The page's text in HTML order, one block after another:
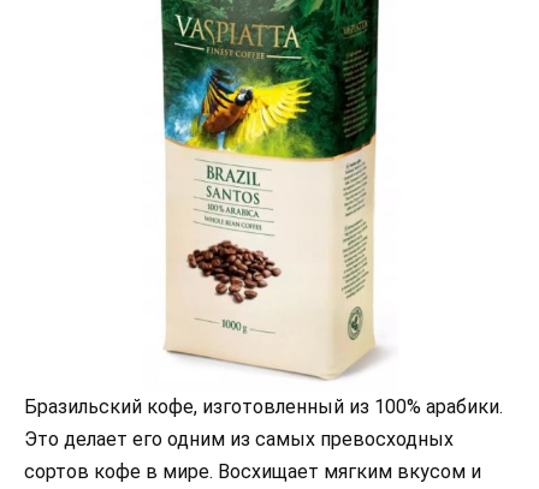
Бразильский кофе, изготовленный из 100% арабики.
Это делает его одним из самых превосходных
сортов кофе в мире. Восхищает мягким вкусом и